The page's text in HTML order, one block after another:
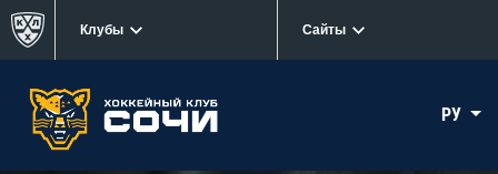
Клубы Сайты
РУ